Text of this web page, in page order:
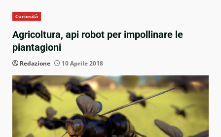
Curiosità
Agricoltura, api robot per impollinare le
piantagioni
Redazione 10 Aprile 2018